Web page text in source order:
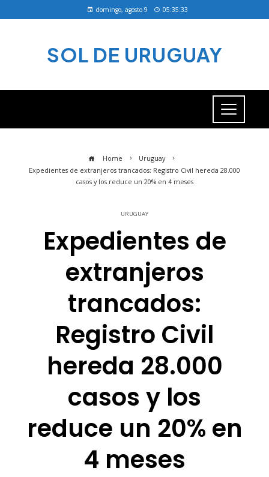
domingo, agosto 9 05:35:34
SOL DE URUGUAY
Home
Uruguay
Expedientes de extranjeros trancados: Registro Civil hereda 28.000
casos y los reduce un 20% en 4 meses
URUGUAY
Expedientes de
extranjeros
trancados:
Registro Civil
hereda 28.000
casos y los
reduce un 20% en
4 meses